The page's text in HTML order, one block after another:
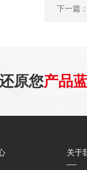
下一篇
原您产品
关于